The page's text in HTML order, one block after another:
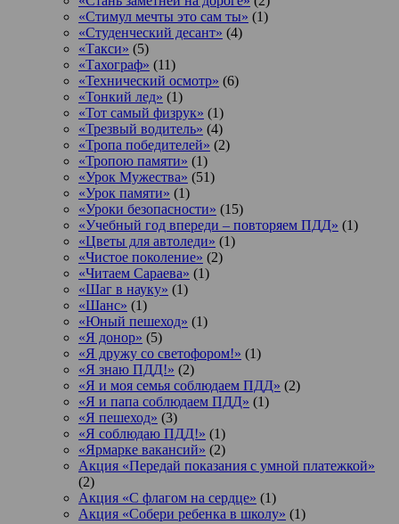
«Стимул мечты это сам ты» (1)
«Студенческий десант» (4)
«Такси» (5)
«Тахограф» (11)
«Технический осмотр» (6)
«Тонкий лед» (1)
«Тот самый физрук» (1)
«Трезвый водитель» (4)
«Тропа победителей» (2)
«Тропою памяти» (1)
«Урок Мужества» (51)
«Урок памяти» (1)
«Уроки безопасности» (15)
«Учебный год впереди – повторяем ПДД» (1)
«Цветы для автоледи» (1)
«Чистое поколение» (2)
«Читаем Сараева» (1)
«Шаг в науку» (1)
«Шанс» (1)
«Юный пешеход» (1)
«Я донор» (5)
«Я дружу со светофором!» (1)
«Я знаю ПДД!» (2)
«Я и моя семья соблюдаем ПДД» (2)
«Я и папа соблюдаем ПДД» (1)
«Я пешеход» (3)
«Я соблюдаю ПДД!» (1)
«Ярмарке вакансий» (2)
Акция «Передай показания с умной платежкой»
(2)
Акция «С флагом на сердце» (1)
Акция «Собери ребенка в школу» (1)